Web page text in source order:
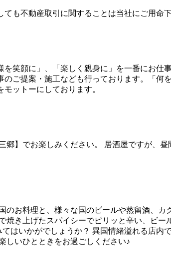
も不動産取引に関することは当社にご用命下
笑顔に」、「楽しく親身に」を一番にお仕
ご提案・施工なども行っております。「何
ットーにしております。
】でお楽しみください。 居酒屋ですが、
お料理と、様々な国のビールや蒸留酒、
き上げたスパイシーでピリッと辛い、ビ
はいかがでしょうか？ 異国情緒溢れる店内
しいひとときをお過ごしください♪